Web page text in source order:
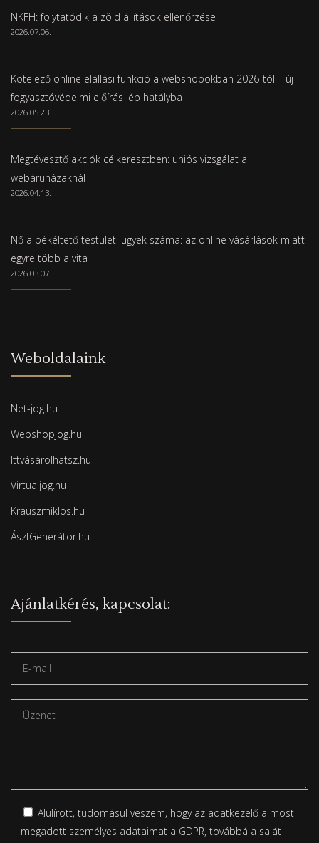
NKFH: folytatódik a zöld állítások ellenőrzése
2026.07.06.
Kötelező online elállási funkció a webshopokban 2026-tól – új
fogyasztóvédelmi előírás lép hatályba
2026.05.23.
Megtévesztő akciók célkeresztben: uniós vizsgálat a
webáruházaknál
2026.04.13.
Nő a békéltető testületi ügyek száma: az online vásárlások miatt
egyre több a vita
2026.03.07.
Weboldalaink
Net-jog.hu
Webshopjog.hu
Ittvásárolhatsz.hu
Virtualjog.hu
Krauszmiklos.hu
ÁszfGenerátor.hu
Ajánlatkérés, kapcsolat:
Alulírott, tudomásul veszem, hogy az adatkezelő a most
megadott személyes adataimat a GDPR, továbbá a saját